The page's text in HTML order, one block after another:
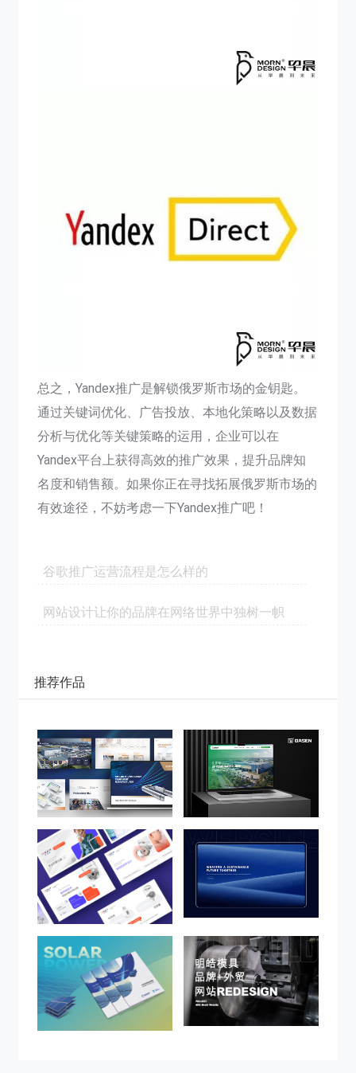
总之，Yandex推广是解锁俄罗斯市场的金钥匙。
通过关键词优化、广告投放、本地化策略以及数据
分析与优化等关键策略的运用，企业可以在
Yandex平台上获得高效的推广效果，提升品牌知
名度和销售额。如果你正在寻找拓展俄罗斯市场的
有效途径，不妨考虑一下Yandex推广吧！
谷歌推广运营流程是怎么样的
网站设计让你的品牌在网络世界中独树一帜
推荐作品